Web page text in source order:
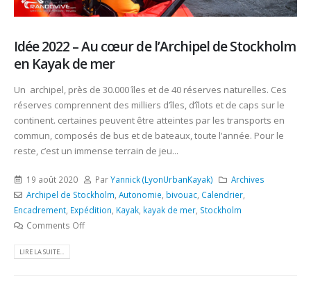
Idée 2022 – Au cœur de l’Archipel de Stockholm
en Kayak de mer
Un archipel, près de 30.000 îles et de 40 réserves naturelles. Ces
réserves comprennent des milliers d’îles, d’îlots et de caps sur le
continent. certaines peuvent être atteintes par les transports en
commun, composés de bus et de bateaux, toute l’année. Pour le
reste, c’est un immense terrain de jeu...
19 août 2020 ParYannick (LyonUrbanKayak)
Archives
Archipel de Stockholm Autonomie bivouac, Calendrier,
Encadrement Expédition Kayak kayak de mer Stockholm
Comments Off
LIRE LA SUITE...